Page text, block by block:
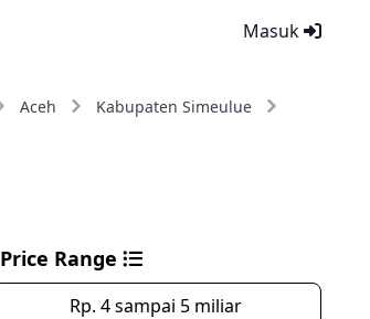
Masuk
Aceh
Kabupaten Simeulue
Price Range
Rp. 4 sampai 5 miliar